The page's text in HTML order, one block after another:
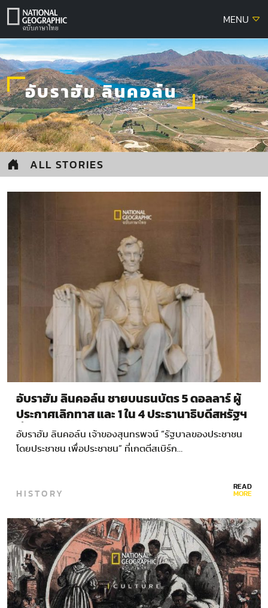
Skip
MENU
อับราฮัม ลินคอล์น
ALL STORIES
อับราฮัม ลินคอล์น ชายบนธนบัตร 5 ดอลลาร์ ผู้
ประกาศเลิกทาส และ 1 ใน 4 ประธานาธิบดีสหรัฐฯ
ที่ถูกลอบสังหาร
อับราฮัม ลินคอล์น เจ้าของสุนทรพจน์ “รัฐบาลของประชาชน
โดยประชาชน เพื่อประชาชน” ที่เกตตีสเบิร์ก…
HISTORY READ
MORE